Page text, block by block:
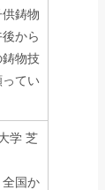
鋳物
から
物技
てい
学 芝
国か